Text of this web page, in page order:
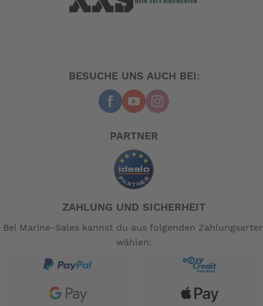
BESUCHE UNS AUCH BEI:
PARTNER
ZAHLUNG UND SICHERHEIT
Bei Marine-Sales kannst du aus folgenden
wählen: